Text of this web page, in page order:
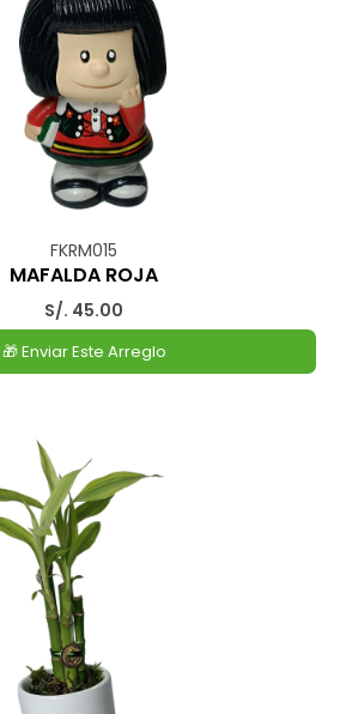
FKRM015
MAFALDA ROJA
S/. 45.00
🎁 Enviar Este Arreglo